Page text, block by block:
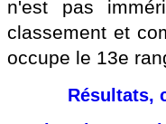
n'est pas
classement et
occupe le 13e
Résultats,